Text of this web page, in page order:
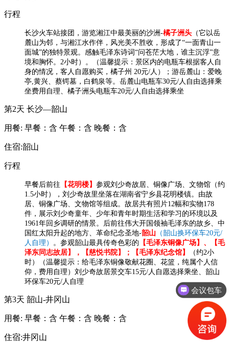
行程
长沙火车站接团，游览湘江中最美丽的沙洲-橘子洲头 （它以岳
麓山为邻，与湘江水作伴，风光美不 胜收，形成了“一面青山一
面城”的独特景观。感触毛泽东诗词“问苍茫大地，谁主沉浮”意
境和 胸怀。 2小时）。（温馨提示：景区内的电瓶车根据客人自
身的情况，客人自愿购买，橘子州 20元/ 人）； 游岳麓山 ：爱晚
亭 黄兴、蔡锷墓，白鹤泉等。岳麓山电瓶车30元/ 人自由选择乘
坐费用自理、橘子洲头电瓶车20元/ 人自由选择乘坐
第2天 长沙—韶山
用餐: 早餐：含 午餐：含 晚餐：含
住宿:韶山
行程
早餐后前往 【花明楼】 参观刘少奇故居、铜像广场、文物馆（约
1.5小时），刘少奇故里坐落在湖南省宁乡县花明楼镇。由故
居、铜像广场、文物馆等组成。故居共有照片12幅和实物178
件，展示刘少奇童年、少年和青年时期生活和学习的环境以及
1961年回乡调研的情景。后前往伟大开国领袖毛泽东的故乡、中
国红太阳升起的地方、革命纪念圣地-韶山 （韶山换环保车20元/
人自理）
。参观韶山最具传奇色彩的 【毛泽东铜像广场】、【毛
泽东同志故居】，【慈悦书院】；【毛泽东纪念馆】
（约2小
时）（温馨提示：给毛泽东铜像敬献花圈、花篮，纯属个人信
仰，费用自理）刘少奇故居景交车15元/人自愿选择乘坐、韶山
环保车20元/人自理
第3天 韶山-井冈山
用餐: 早餐：含 午餐：含 晚餐：含
住宿:井冈山
会议包车